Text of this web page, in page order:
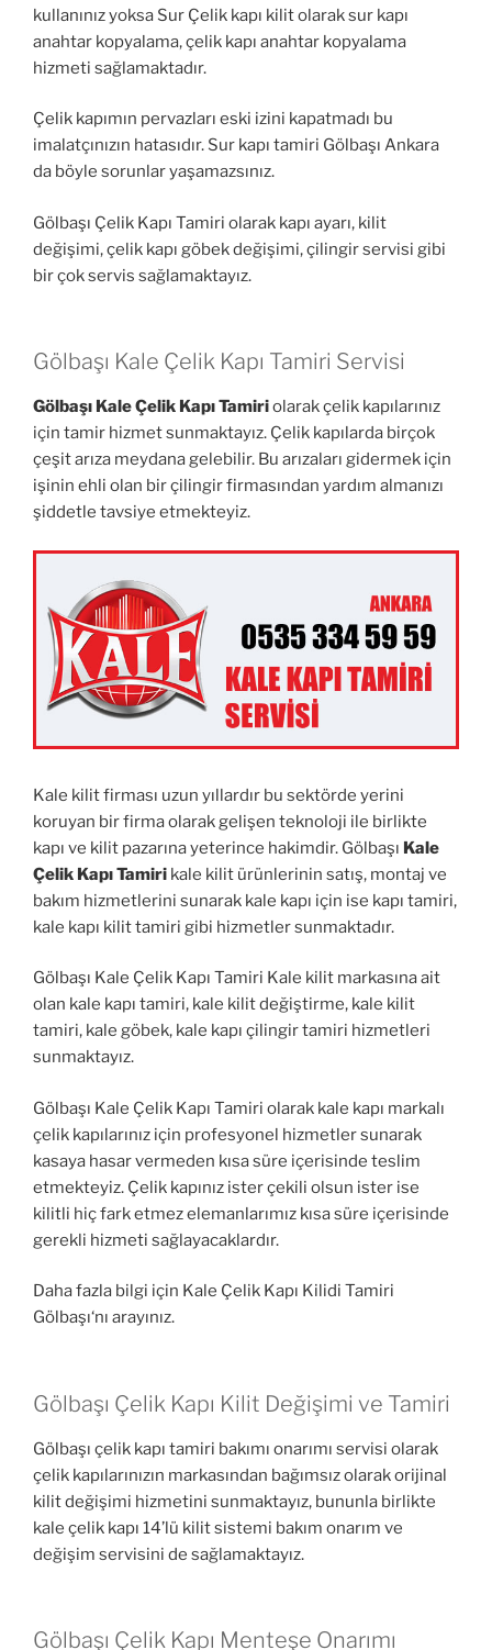
kullanınız yoksa Sur Çelik kapı kilit olarak sur kapı
anahtar kopyalama, çelik kapı anahtar kopyalama
hizmeti sağlamaktadır.
Çelik kapımın pervazları eski izini kapatmadı bu
imalatçınızın hatasıdır. Sur kapı tamiri Gölbaşı Ankara
da böyle sorunlar yaşamazsınız.
Gölbaşı Çelik Kapı Tamiri olarak kapı ayarı, kilit
değişimi, çelik kapı göbek değişimi, çilingir servisi gibi
bir çok servis sağlamaktayız.
Gölbaşı Kale Çelik Kapı Tamiri Servisi
Gölbaşı Kale Çelik Kapı Tamiriolarak çelik kapılarınız
için tamir hizmet sunmaktayız. Çelik kapılarda birçok
çeşit arıza meydana gelebilir. Bu arızaları gidermek için
işinin ehli olan bir çilingir firmasından yardım almanızı
şiddetle tavsiye etmekteyiz.
Kale kilit firması uzun yıllardır bu sektörde yerini
koruyan bir firma olarak gelişen teknoloji ile birlikte
kapı ve kilit pazarına yeterince hakimdir. Gölbaşı Kale
Çelik Kapı Tamiri kale kilit ürünlerinin satış, montaj ve
bakım hizmetlerini sunarak kale kapı için ise kapı tamiri,
kale kapı kilit tamiri gibi hizmetler sunmaktadır.
Gölbaşı Kale Çelik Kapı Tamiri Kale kilit markasına ait
olan kale kapı tamiri, kale kilit değiştirme, kale kilit
tamiri, kale göbek, kale kapı çilingir tamiri hizmetleri
sunmaktayız.
Gölbaşı Kale Çelik Kapı Tamiri olarak kale kapı markalı
çelik kapılarınız için profesyonel hizmetler sunarak
kasaya hasar vermeden kısa süre içerisinde teslim
etmekteyiz. Çelik kapınız ister çekili olsun ister ise
kilitli hiç fark etmez elemanlarımız kısa süre içerisinde
gerekli hizmeti sağlayacaklardır.
Daha fazla bilgi için Kale Çelik Kapı Kilidi Tamiri
Gölbaşı‘nı arayınız.
Gölbaşı Çelik Kapı Kilit Değişimi ve Tamiri
Gölbaşı çelik kapı tamiri bakımı onarımı servisi olarak
çelik kapılarınızın markasından bağımsız olarak orijinal
kilit değişimi hizmetini sunmaktayız, bununla birlikte
kale çelik kapı 14’lü kilit sistemi bakım onarım ve
değişim servisini de sağlamaktayız.
Gölbaşı Çelik Kapı Menteşe Onarımı